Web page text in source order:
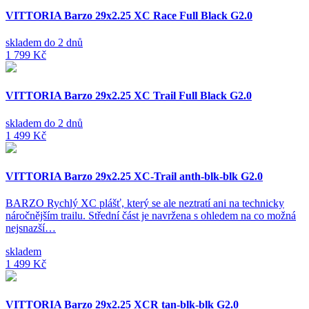
VITTORIA Barzo 29x2.25 XC Race Full Black G2.0
skladem do 2 dnů
1 799 Kč
VITTORIA Barzo 29x2.25 XC Trail Full Black G2.0
skladem do 2 dnů
1 499 Kč
VITTORIA Barzo 29x2.25 XC-Trail anth-blk-blk G2.0
BARZO Rychlý XC plášť, který se ale neztratí ani na technicky
náročnějším trailu. Střední část je navržena s ohledem na co možná
nejsnazší…
skladem
1 499 Kč
VITTORIA Barzo 29x2.25 XCR tan-blk-blk G2.0